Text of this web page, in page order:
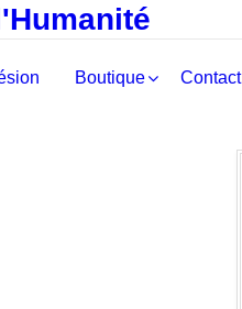
Boutique Contact